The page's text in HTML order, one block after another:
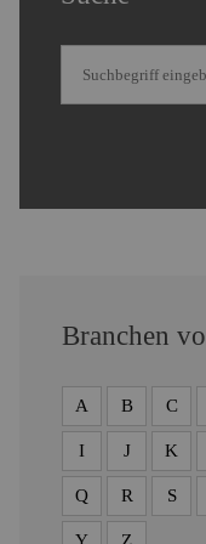
Branchen
A B C
I J K
Q R S
Y Z